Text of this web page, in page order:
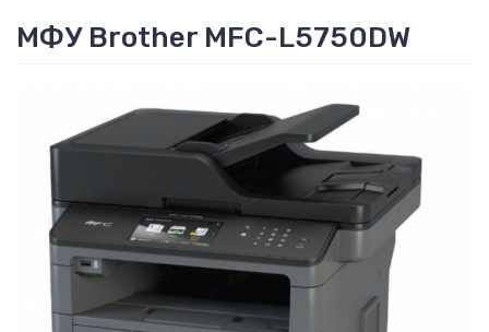
МФУ Brother MFC-L5750DW